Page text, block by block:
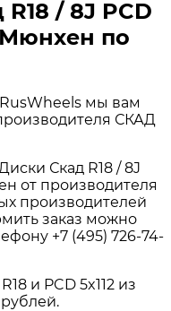
/ 8J PCD
Мюнхен по
мы вам
СКАД
Скад R18 / 8J
от производителя
производителей
заказ можно
+7 (495) 726-74-
и PCD 5x112 из